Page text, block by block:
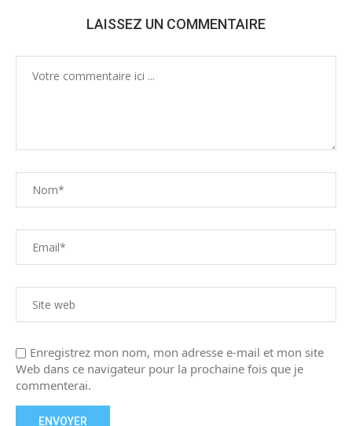
LAISSEZ UN COMMENTAIRE
Enregistrez mon nom, mon adresse e-mail et mon site
Web dans ce navigateur pour la prochaine fois que je
commenterai.